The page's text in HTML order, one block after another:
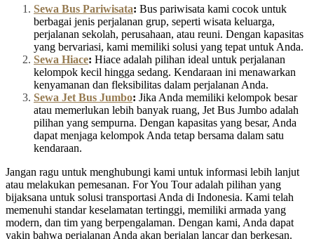
Sewa Bus Pariwisata: Bus pariwisata kami cocok untuk
berbagai jenis perjalanan grup, seperti wisata keluarga,
perjalanan sekolah, perusahaan, atau reuni. Dengan kapasitas
yang bervariasi, kami memiliki solusi yang tepat untuk Anda.
Sewa Hiace: Hiace adalah pilihan ideal untuk perjalanan
kelompok kecil hingga sedang. Kendaraan ini menawarkan
kenyamanan dan fleksibilitas dalam perjalanan Anda.
Sewa Jet Bus Jumbo: Jika Anda memiliki kelompok besar
atau memerlukan lebih banyak ruang, Jet Bus Jumbo adalah
pilihan yang sempurna. Dengan kapasitas yang besar, Anda
dapat menjaga kelompok Anda tetap bersama dalam satu
kendaraan.
Jangan ragu untuk menghubungi kami untuk informasi lebih lanjut
atau melakukan pemesanan. For You Tour adalah pilihan yang
bijaksana untuk solusi transportasi Anda di Indonesia. Kami telah
memenuhi standar keselamatan tertinggi, memiliki armada yang
modern, dan tim yang berpengalaman. Dengan kami, Anda dapat
yakin bahwa perjalanan Anda akan berjalan lancar dan berkesan.